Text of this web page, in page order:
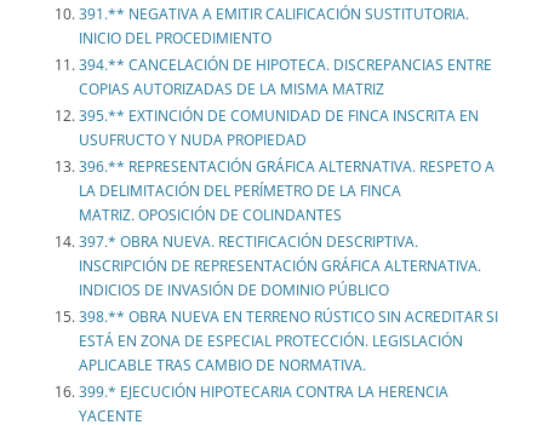
391.** NEGATIVA A EMITIR CALIFICACIÓN SUSTITUTORIA.
INICIO DEL PROCEDIMIENTO
394.** CANCELACIÓN DE HIPOTECA. DISCREPANCIAS ENTRE
COPIAS AUTORIZADAS DE LA MISMA MATRIZ
395.** EXTINCIÓN DE COMUNIDAD DE FINCA INSCRITA EN
USUFRUCTO Y NUDA PROPIEDAD
396.** REPRESENTACIÓN GRÁFICA ALTERNATIVA. RESPETO A
LA DELIMITACIÓN DEL PERÍMETRO DE LA FINCA
MATRIZ. OPOSICIÓN DE COLINDANTES
397.* OBRA NUEVA. RECTIFICACIÓN DESCRIPTIVA.
INSCRIPCIÓN DE REPRESENTACIÓN GRÁFICA ALTERNATIVA.
INDICIOS DE INVASIÓN DE DOMINIO PÚBLICO
398.** OBRA NUEVA EN TERRENO RÚSTICO SIN ACREDITAR SI
ESTÁ EN ZONA DE ESPECIAL PROTECCIÓN. LEGISLACIÓN
APLICABLE TRAS CAMBIO DE NORMATIVA.
399.* EJECUCIÓN HIPOTECARIA CONTRA LA HERENCIA
YACENTE